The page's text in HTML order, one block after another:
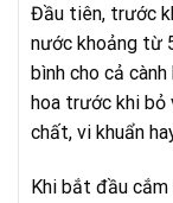
Đầu tiên, trước
nước khoảng từ
bình cho cả
hoa trước khi bỏ
chất, vi khuẩn
Khi bắt đầu cắm